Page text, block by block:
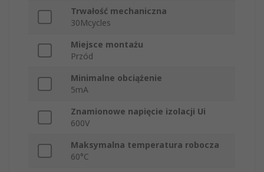
Trwałość mechaniczna
30Mcycles
Miejsce montażu
Przód
Minimalne obciążenie
5mA
Znamionowe napięcie izolacji Ui
600V
Maksymalna temperatura robocza
60°C